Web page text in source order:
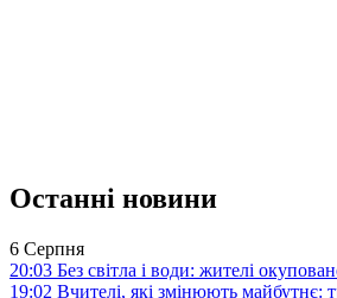
Останні новини
6 Серпня
20:03 Без світла і води: жителі
19:02 Вчителі, які змінюють майбутнє: